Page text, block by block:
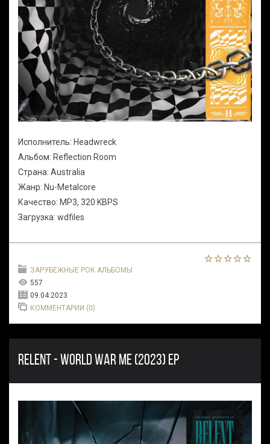
Исполнитель: Headwreck
Альбом: Reflection Room
Страна: Australia
Жанр: Nu-Metalcore
Качество: MP3, 320 KBPS
Загрузка: wdfiles
ЗАРУБЕЖНЫЕ РОК АЛЬБОМЫ
557
09.04.2023
КОММЕНТАРИИ (0)
RELENT - WORLD WAR ME (2023) EP